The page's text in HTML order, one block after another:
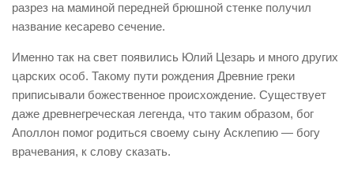
разрез на маминой передней брюшной стенке получил
название кесарево сечение.
Именно так на свет появились Юлий Цезарь и много других
царских особ. Такому пути рождения Древние греки
приписывали божественное происхождение. Существует
даже древнегреческая легенда, что таким образом, бог
Аполлон помог родиться своему сыну Асклепию — богу
врачевания, к слову сказать.